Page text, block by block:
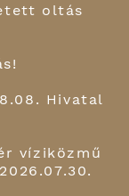
oltás
Hivatal
víziközmű